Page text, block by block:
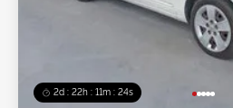
2d : 22h : 11m : 21s